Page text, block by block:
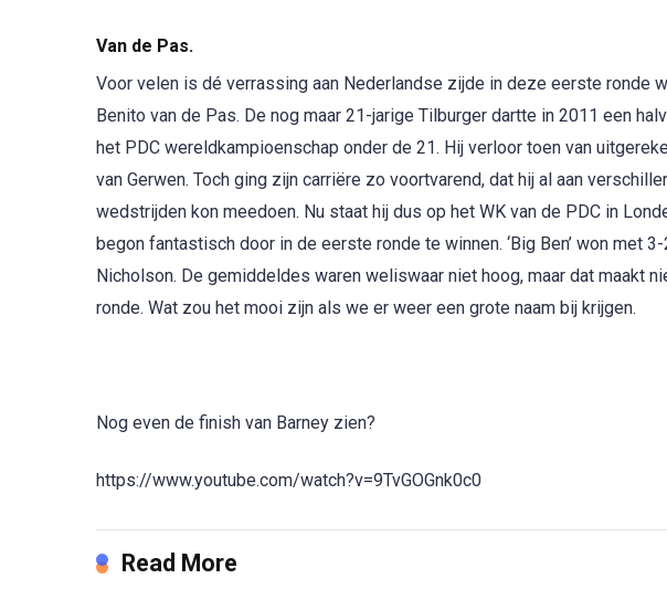
Van de Pas.
Voor velen is dé verrassing aan Nederlandse zijde in deze eerste ronde
Benito van de Pas. De nog maar 21-jarige Tilburger dartte in 2011 een
het PDC wereldkampioenschap onder de 21. Hij verloor toen van
van Gerwen. Toch ging zijn carriëre zo voortvarend, dat hij al aan
wedstrijden kon meedoen. Nu staat hij dus op het WK van de PDC in
begon fantastisch door in de eerste ronde te winnen. ‘Big Ben’ won met
Nicholson. De gemiddeldes waren weliswaar niet hoog, maar dat maakt
ronde. Wat zou het mooi zijn als we er weer een grote naam bij krijgen.
Nog even de finish van Barney zien?
https://www.youtube.com/watch?v=9TvGOGnk0c0
Read More